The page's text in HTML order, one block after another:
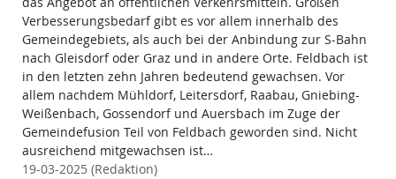
Verbesserungsbedarf gibt es vor allem innerhalb des
Gemeindegebiets, als auch bei der Anbindung zur S-Bahn
nach Gleisdorf oder Graz und in andere Orte. Feldbach ist
in den letzten zehn Jahren bedeutend gewachsen. Vor
allem nachdem Mühldorf, Leitersdorf, Raabau, Gniebing-
Weißenbach, Gossendorf und Auersbach im Zuge der
Gemeindefusion Teil von Feldbach geworden sind. Nicht
ausreichend mitgewachsen ist…
19-03-2025 (Redaktion)